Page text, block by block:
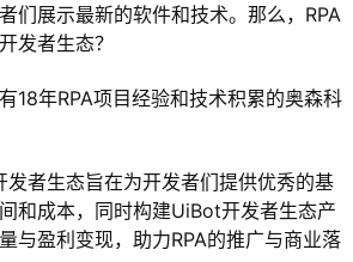
们展示最新的软件和技术。那么，RPA
发者生态？
18年RPA项目经验和技术积累的奥森科
发者生态旨在为开发者们提供优秀的基
和成本，同时构建UiBot开发者生态产
与盈利变现，助力RPA的推广与商业落